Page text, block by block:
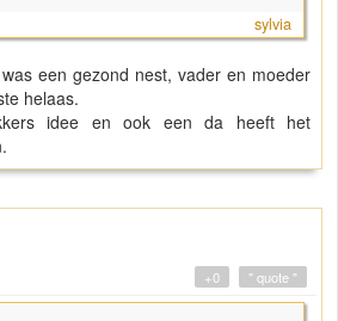
sylvia
een gezond nest, vader en moeder
helaas.
idee en ook een da heeft het
" quote "
+0